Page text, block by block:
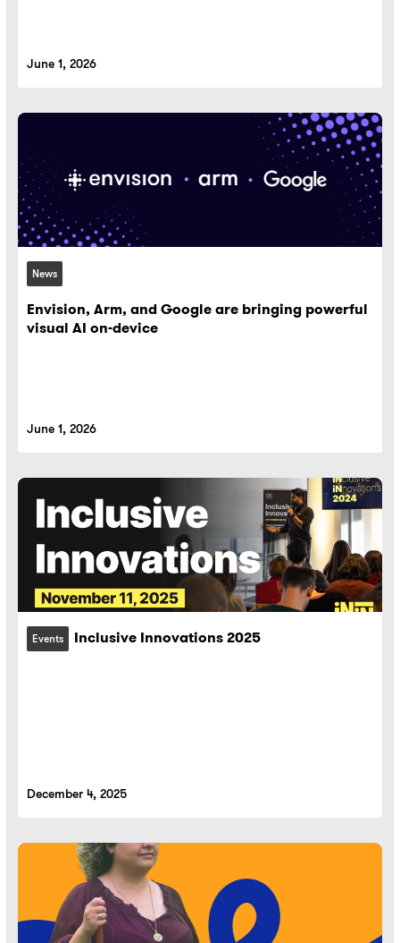
June 1, 2026
News
Envision, Arm, and Google are bringing powerful
visual AI on-device
June 1, 2026
Events Inclusive Innovations 2025
December 4, 2025